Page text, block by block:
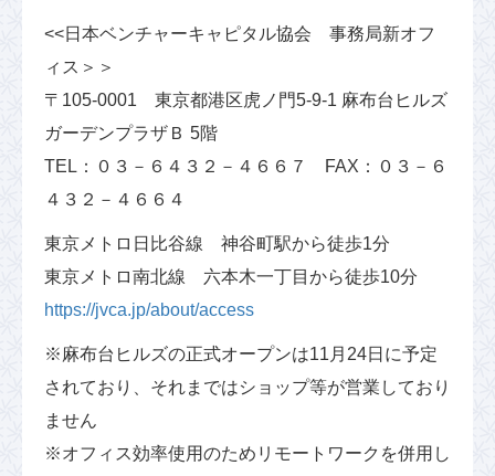
<<日本ベンチャーキャピタル協会 事務局新オフ
ィス＞＞
〒105-0001 東京都港区虎ノ門5-9-1 麻布台ヒルズ
ガーデンプラザＢ 5階
TEL：０３－６４３２－４６６７ FAX：０３－６
４３２－４６６４
東京メトロ日比谷線 神谷町駅から徒歩1分
東京メトロ南北線 六本木一丁目から徒歩10分
https://jvca.jp/about/access
※麻布台ヒルズの正式オープンは11月24日に予定
されており、それまではショップ等が営業しており
ません
※オフィス効率使用のためリモートワークを併用し